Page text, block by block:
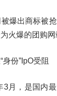
爆出商标被
火爆的团购网
份”IpO受阻
3月，是国内